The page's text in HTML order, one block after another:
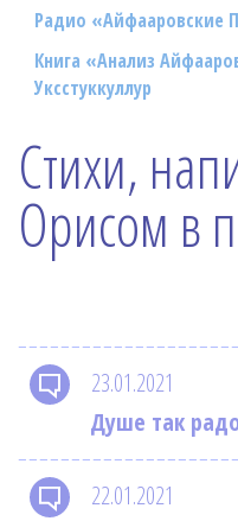
Видео
Ииссиидиология
Радио «Айфааровские
Книга «Анализ
Уксстуккуллур
Стихи,
Орисом в
23.01.2021
Душе так
22.01.2021